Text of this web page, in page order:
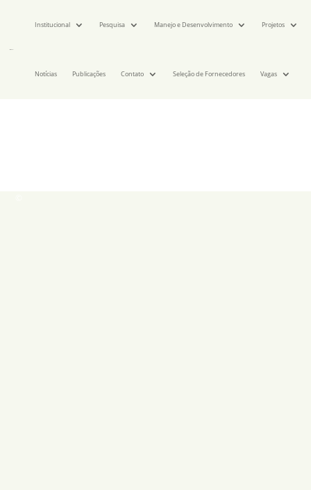
Institucional Pesquisa Manejo e Desenvolvimento Projetos
Notícias Publicações Contato Seleção de Fornecedores Vagas